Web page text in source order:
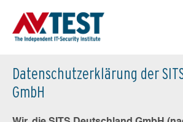
Datenschutzerklärung der
GmbH